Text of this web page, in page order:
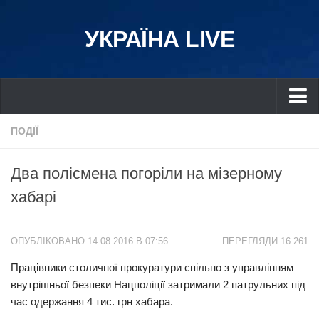
УКРАЇНА LIVE
Україна
Дніпро
Львів
Харків
Донбас
ПОДІЇ
Два полісмена погоріли на мізерному
хабарі
ПЕРЕГЛЯДИ 16 261
ОПУБЛІКОВАНО 14.08.2016 В 07:56
Працівники столичної прокуратури спільно з управлінням
внутрішньої безпеки Нацполіції затримали 2 патрульних під
час одержання 4 тис. грн хабара.